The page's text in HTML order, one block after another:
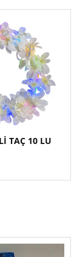
TAÇ 10 LU